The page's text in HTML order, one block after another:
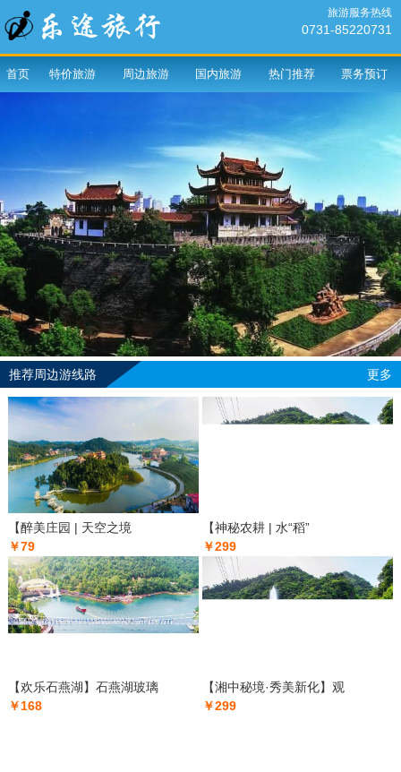
旅游服务热线
0731-85220731
首页 特价旅游 周边旅游 国内旅游 热门推荐 票务预订
推荐周边游线路 更多
【醉美庄园 | 天空之境
￥79
【神秘农耕 | 水“稻”
￥299
【欢乐石燕湖】石燕湖玻璃
￥168
【湘中秘境·秀美新化】观
￥299